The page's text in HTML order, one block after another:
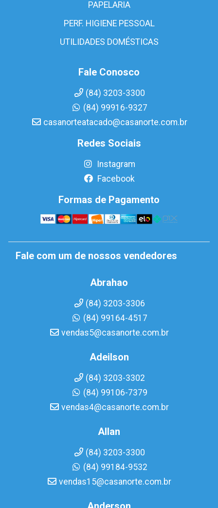
PAPELARIA
PERF. HIGIENE PESSOAL
UTILIDADES DOMÉSTICAS
Fale Conosco
(84) 3203-3300
(84) 99916-9327
casanorteatacado@casanorte.com.br
Redes Sociais
Instagram
Facebook
Formas de Pagamento
Fale com um de nossos vendedores
Abrahao
(84) 3203-3306
(84) 99164-4517
vendas5@casanorte.com.br
Adeilson
(84) 3203-3302
(84) 99106-7379
vendas4@casanorte.com.br
Allan
(84) 3203-3300
(84) 99184-9532
vendas15@casanorte.com.br